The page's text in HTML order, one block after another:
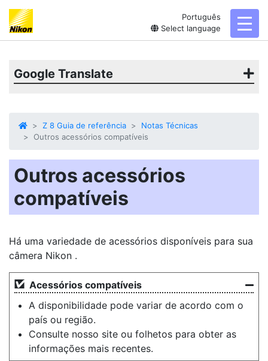
Português
Select language
Google Translate
Z 8 Guia de referência
Notas Técnicas
Outros acessórios compatíveis
Outros acessórios
compatíveis
Há uma variedade de acessórios disponíveis para sua
câmera Nikon .
Acessórios compatíveis
A disponibilidade pode variar de acordo com o
país ou região.
Consulte nosso site ou folhetos para obter as
informações mais recentes.